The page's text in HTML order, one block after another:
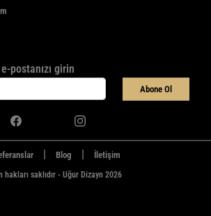
postanızı girin
Abone Ol
Blog İletişim
hakları saklıdır - Uğur Dizayn 2026